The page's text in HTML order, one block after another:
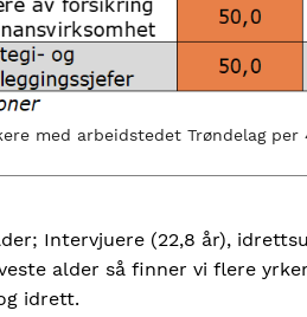
med arbeidstedet Trøndelag per
Intervjuere (22,8 år),
alder så finner vi flere
idrett.